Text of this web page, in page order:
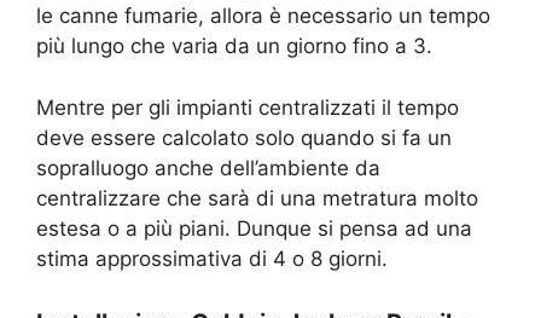
le canne fumarie, allora è necessario un tempo
più lungo che varia da un giorno fino a 3.
Mentre per gli impianti centralizzati il tempo
deve essere calcolato solo quando si fa un
sopralluogo anche dell’ambiente da
centralizzare che sarà di una metratura molto
estesa o a più piani. Dunque si pensa ad una
stima approssimativa di 4 o 8 giorni.